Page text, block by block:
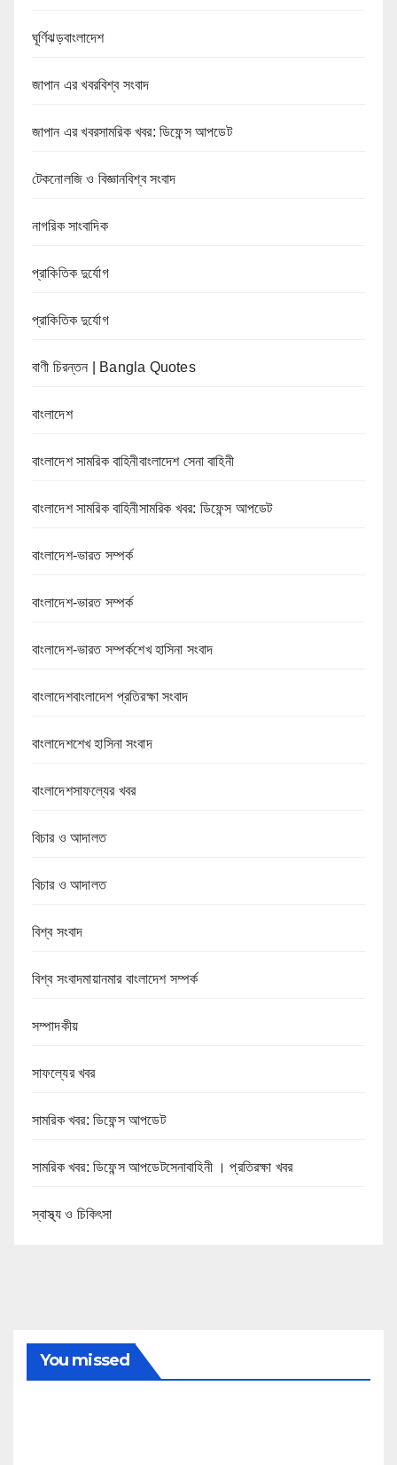
ঘূর্ণিঝড়বাংলাদেশ
জাপান এর খবরবিশ্ব সংবাদ
জাপান এর খবরসামরিক খবর: ডিফেন্স আপডেট
টেকনোলজি ও বিজ্ঞানবিশ্ব সংবাদ
নাগরিক সাংবাদিক
প্রাকিতিক দুর্যোগ
প্রাকিতিক দুর্যোগ
বাণী চিরন্তন | Bangla Quotes
বাংলাদেশ
বাংলাদেশ সামরিক বাহিনীবাংলাদেশ সেনা বাহিনী
বাংলাদেশ সামরিক বাহিনীসামরিক খবর: ডিফেন্স আপডেট
বাংলাদেশ-ভারত সম্পর্ক
বাংলাদেশ-ভারত সম্পর্ক
বাংলাদেশ-ভারত সম্পর্কশেখ হাসিনা সংবাদ
বাংলাদেশবাংলাদেশ প্রতিরক্ষা সংবাদ
বাংলাদেশশেখ হাসিনা সংবাদ
বাংলাদেশসাফল্যের খবর
বিচার ও আদালত
বিচার ও আদালত
বিশ্ব সংবাদ
বিশ্ব সংবাদমায়ানমার বাংলাদেশ সম্পর্ক
সম্পাদকীয়
সাফল্যের খবর
সামরিক খবর: ডিফেন্স আপডেট
সামরিক খবর: ডিফেন্স আপডেটসেনাবাহিনী । প্রতিরক্ষা খবর
স্বাস্থ্য ও চিকিৎসা
You missed